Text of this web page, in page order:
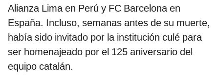
Alianza Lima en Perú y FC Barcelona en
España. Incluso, semanas antes de su muerte,
había sido invitado por la institución culé para
ser homenajeado por el 125 aniversario del
equipo catalán.